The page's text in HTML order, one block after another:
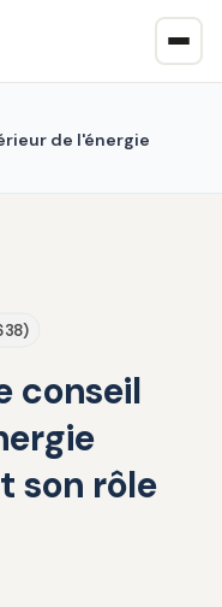
de l'énergie
conseil
son rôle